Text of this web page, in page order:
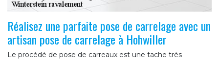
Réalisez une parfaite pose de carrelage avec un
artisan pose de carrelage à Hohwiller
Le procédé de pose de carreaux est une tache très